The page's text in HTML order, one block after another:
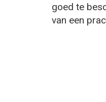
goed te
van een